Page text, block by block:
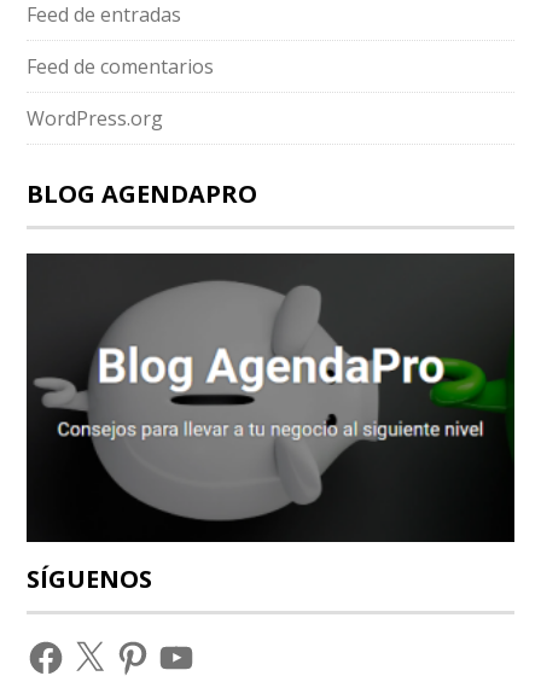
Feed de entradas
Feed de comentarios
WordPress.org
BLOG AGENDAPRO
SÍGUENOS
Facebook
X PinterestYouTube